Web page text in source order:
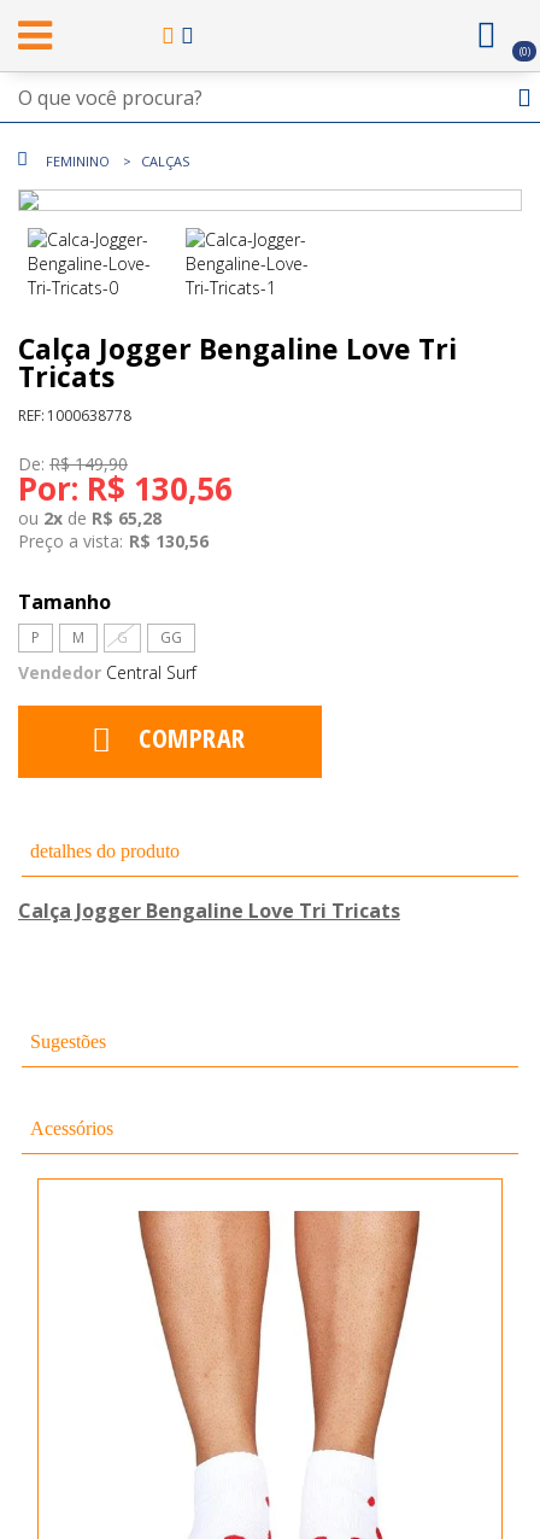
0
FEMININO CALÇAS
Calça Jogger Bengaline Love Tri
Tricats
REF: 1000638778
De: R$ 149,90
Por: R$ 130,56
ou 2x de R$ 65,28
Preço a vista: R$ 130,56
Tamanho
P M G GG
Vendedor Central Surf
COMPRAR
detalhes do produto
Calça Jogger Bengaline Love Tri Tricats
Sugestões
Acessórios